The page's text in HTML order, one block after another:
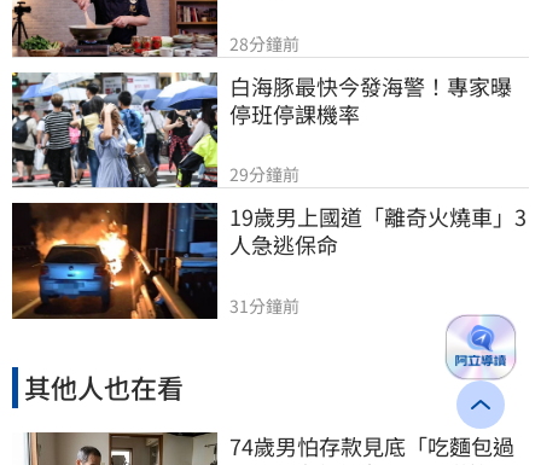
28分鐘前
白海豚最快今發海警！專家曝
停班停課機率
29分鐘前
19歲男上國道「離奇火燒車」3
人急逃保命
31分鐘前
其他人也在看
74歲男怕存款見底「吃麵包過